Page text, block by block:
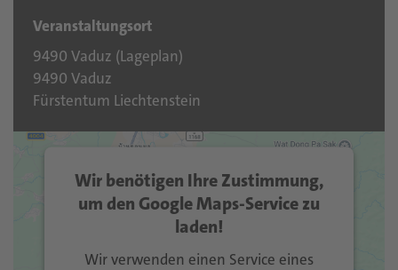
Veranstaltungsort
9490 Vaduz (Lageplan)
9490 Vaduz
Fürstentum Liechtenstein
Wir benötigen Ihre Zustimmung,
um den Google Maps-Service zu
laden!
Wir verwenden einen Service eines